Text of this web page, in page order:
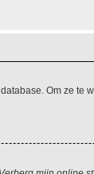
Om ze te